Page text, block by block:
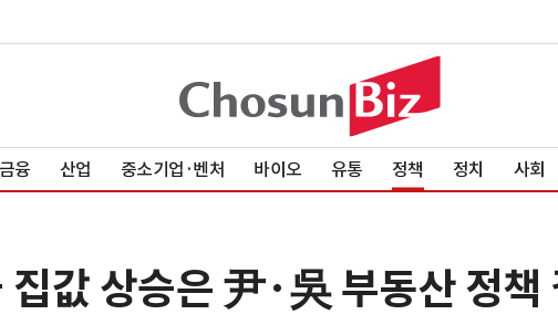
금융 산업 중소기업·벤처 바이오 유통 정책 정치 사회
값 상승은 尹·吳 부동산 정